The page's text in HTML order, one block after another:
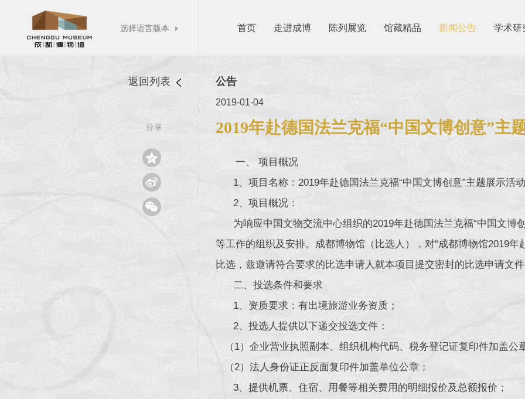
选择语言版本  首页 走进成博 陈列展览 馆藏精品 新闻公告 学术研
返回列表
—— 分享 ——



公告
2019-01-04
2019年赴德国法兰克福“中国文博创意”主
一、 项目概况
1、项目名称：2019年赴德国法兰克福“中国文博创意”主题展示活动
2、项目概况：
为响应中国文物交流中心组织的2019年赴德国法兰克福“中国文博
等工作的组织及安排。成都博物馆（比选人），对“成都博物馆2019年
比选，兹邀请符合要求的比选申请人就本项目提交密封的比选申请文
二、投选条件和要求
1、资质要求：有出境旅游业务资质；
2、投选人提供以下递交投选文件：
（1）企业营业执照副本、组织机构代码、税务登记证复印件加盖公
（2）法人身份证正反面复印件加盖单位公章；
3、提供机票、住宿、用餐等相关费用的明细报价及总额报价；